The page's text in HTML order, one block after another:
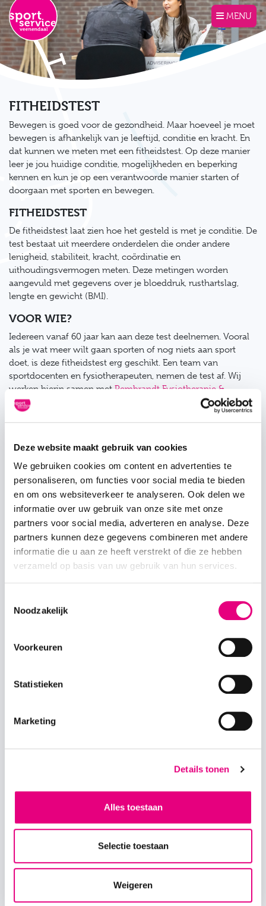
Deze website maakt gebruik van cookies
We gebruiken cookies om content en advertenties te
personaliseren, om functies voor social media te bieden
en om ons websiteverkeer te analyseren. Ook delen we
informatie over uw gebruik van onze site met onze
partners voor social media, adverteren en analyse. Deze
partners kunnen deze gegevens combineren met andere
informatie die u aan ze heeft verstrekt of die ze hebben
verzameld op basis van uw gebruik van hun services.
Noodzakelijk
Voorkeuren
Statistieken
Marketing
Details tonen
Alles toestaan
Selectie toestaan
Weigeren
Direct naar de inhoud van de pagina
MENU
FITHEIDSTEST
Bewegen is goed voor de gezondheid. Maar hoeveel je moet
bewegen is afhankelijk van je leeftijd, conditie en kracht. En
dat kunnen we meten met een fitheidstest. Op deze manier
leer je jou huidige conditie, mogelijkheden en beperking
kennen en kun je op een verantwoorde manier starten of
doorgaan met sporten en bewegen.
FITHEIDSTEST
De fitheidstest laat zien hoe het gesteld is met je conditie. De
test bestaat uit meerdere onderdelen die onder andere
lenigheid, stabiliteit, kracht, coördinatie en
uithoudingsvermogen meten. Deze metingen worden
aangevuld met gegevens over je bloeddruk, rusthartslag,
lengte en gewicht (BMI).
VOOR WIE?
Iedereen vanaf 60 jaar kan aan deze test deelnemen. Vooral
als je wat meer wilt gaan sporten of nog niets aan sport
doet, is deze fitheidstest erg geschikt. Een team van
sportdocenten en fysiotherapeuten, nemen de test af. Wij
werken hierin samen met Rembrandt Fysiotherapie &
Revalidatie
. Na afloop van de test wordt deze met je
besproken en krijg je een beweegadvies.
De Fitheidstest wordt afgenomen op zaterdag 14 maart 2026
tussen 09:00 en 12:30 uur in Sporthal West (Veenslag 70,
Veenendaal). De test duurt ongeveer één uur en is gratis.
AANMELDEN
Aanmelden is niet meer mogelijk.Één week van tevoren
ontvang je een e-mail met daarin meer informatie en op
welke tijd je bent ingedeeld.
Geen e-mail ontvangen? Of wil je jezelf nog aanmelden?